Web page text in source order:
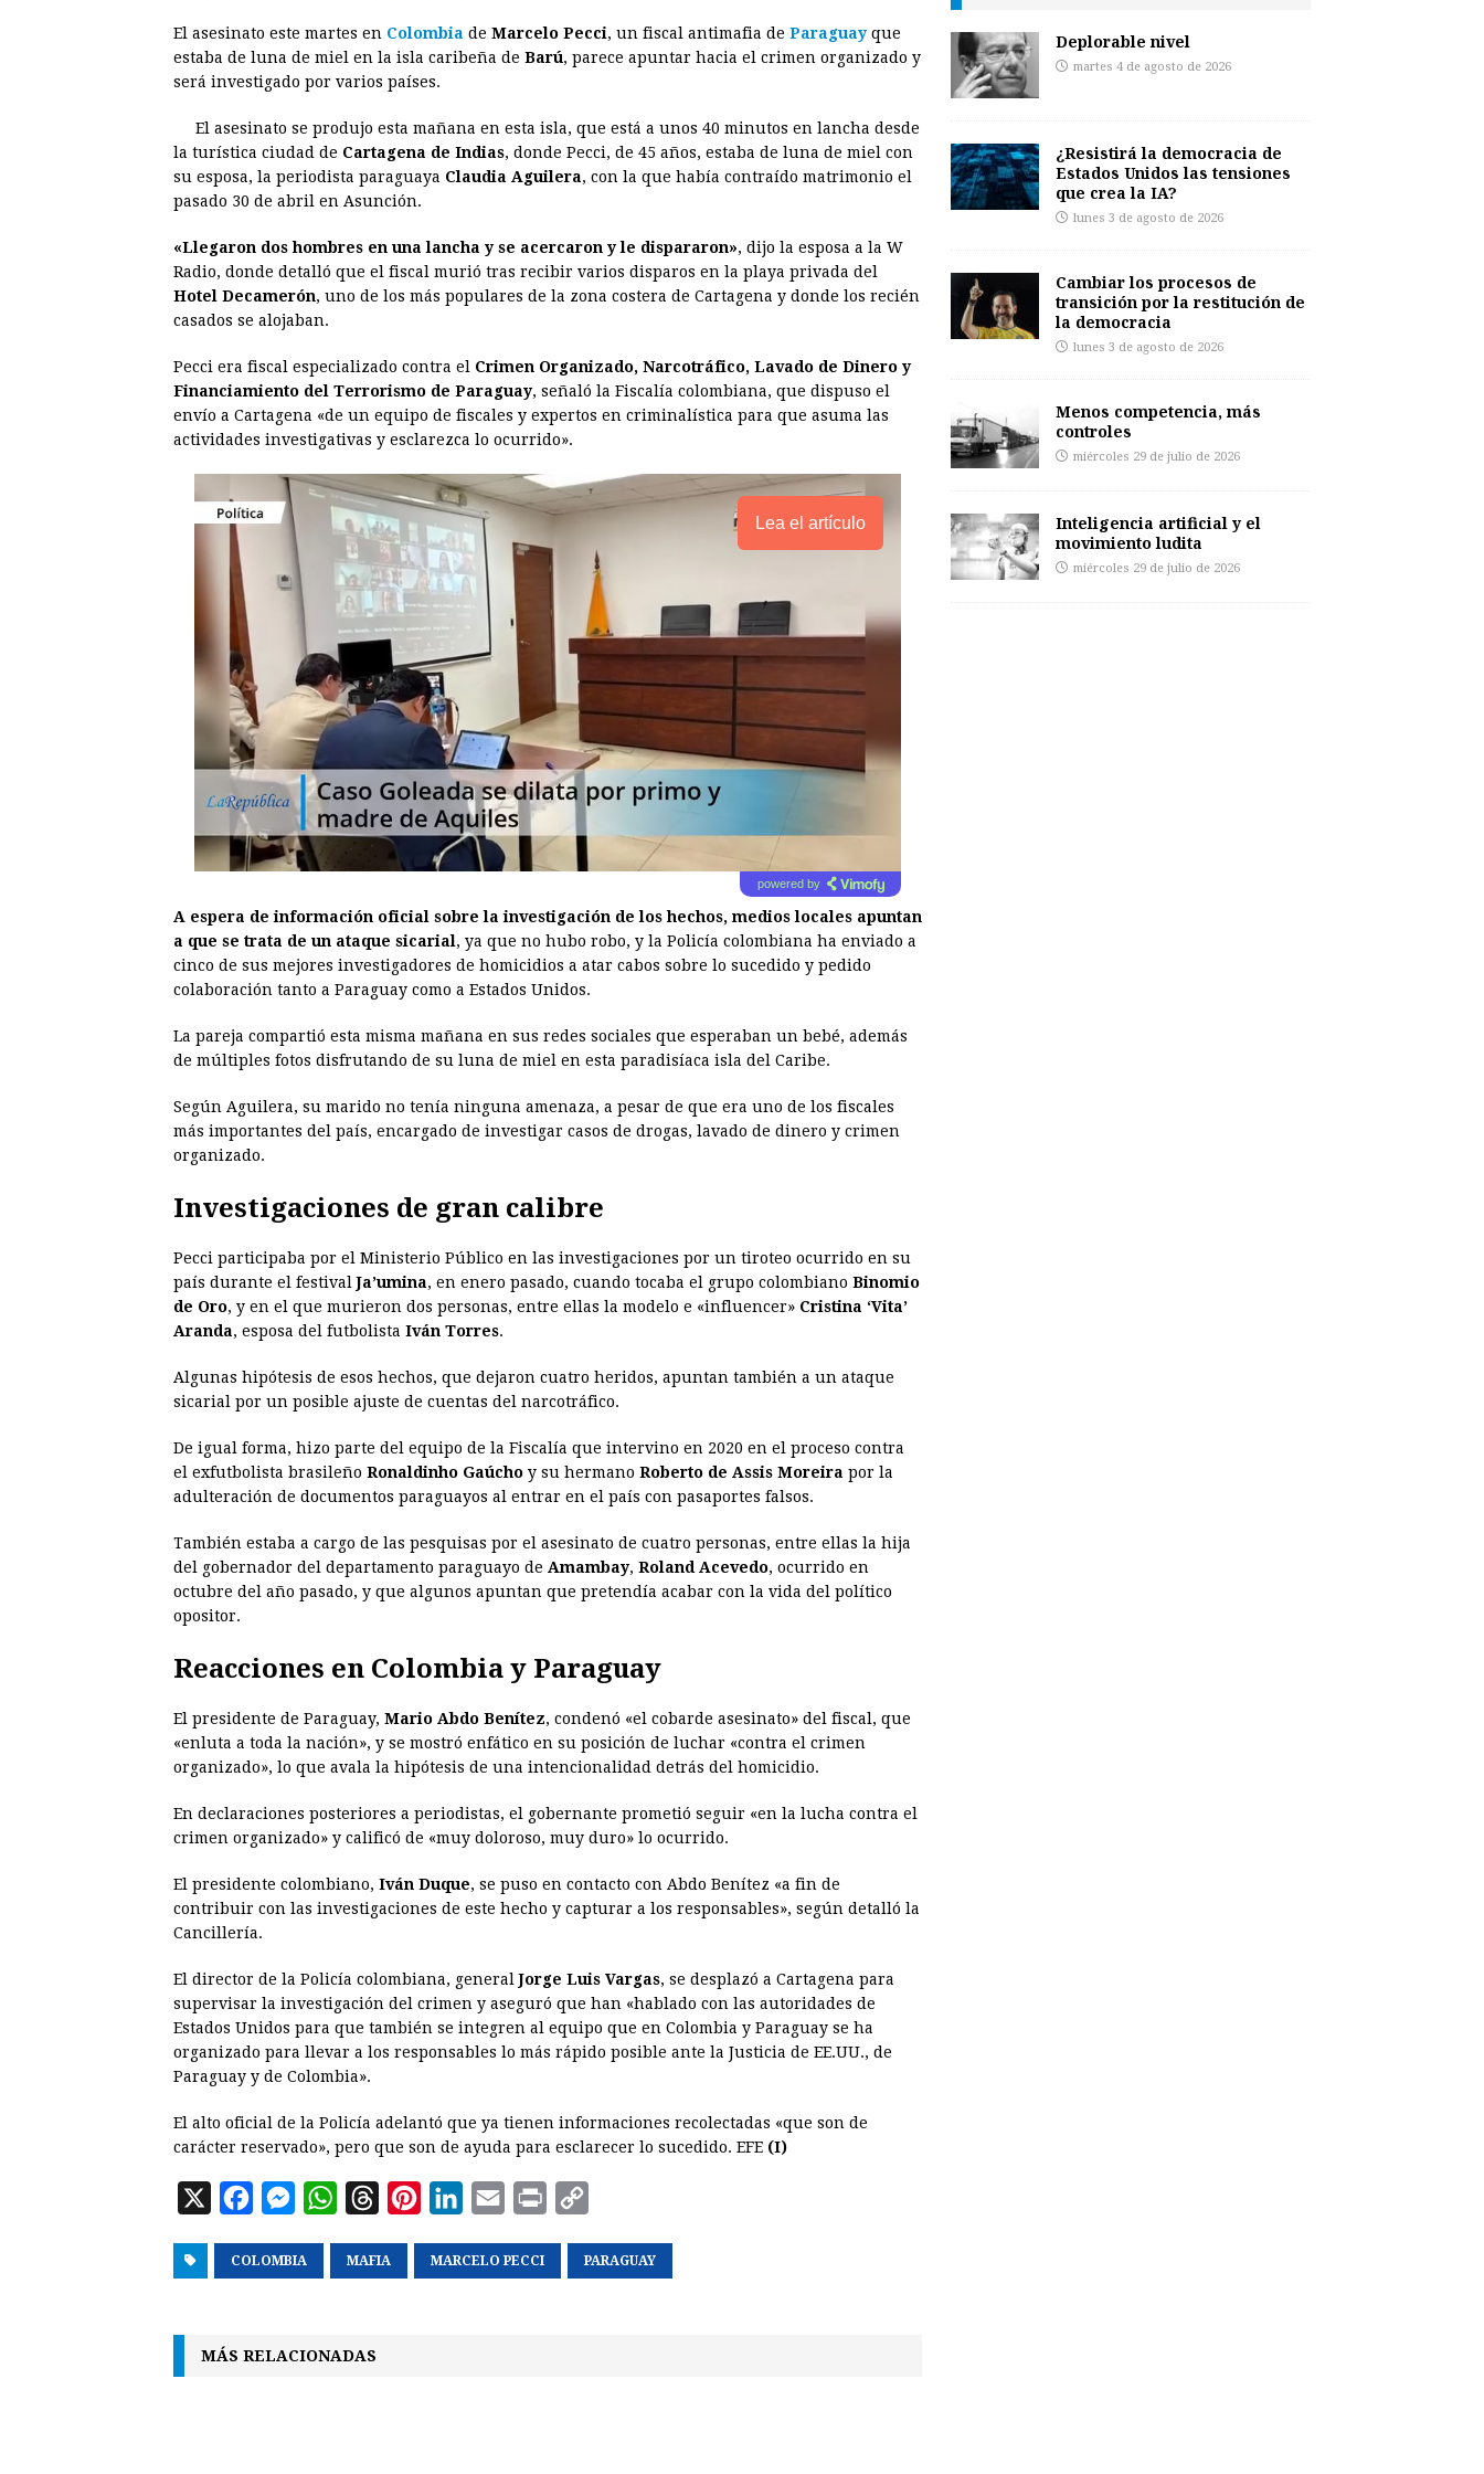
c
e
o
o
k
s
s
n
g
e
r
a
t
A
p
p
r
e
d
s
n
t
r
e
t
n
d
I
a
i
p
i
n
El asesinato este martes en Colombia de Marcelo Pecci, un fiscal antimafia de Paraguayque
estaba de luna de miel en la isla caribeña de Barú, parece apuntar hacia el crimen organizado y
será investigado por varios países.
El asesinato se produjo esta mañana en esta isla, que está a unos 40 minutos en lancha desde
la turística ciudad de Cartagena de Indias, donde Pecci, de 45 años, estaba de luna de miel con
su esposa, la periodista paraguaya Claudia Aguilera, con la que había contraído matrimonio el
pasado 30 de abril en Asunción.
«Llegaron dos hombres en una lancha y se acercaron y le dispararon», dijo la esposa a la W
Radio, donde detalló que el fiscal murió tras recibir varios disparos en la playa privada del
Hotel Decamerón, uno de los más populares de la zona costera de Cartagena y donde los recién
casados se alojaban.
Pecci era fiscal especializado contra el Crimen Organizado, Narcotráfico, Lavado de Dinero y
Financiamiento del Terrorismo de Paraguay, señaló la Fiscalía colombiana, que dispuso el
envío a Cartagena «de un equipo de fiscales y expertos en criminalística para que asuma las
actividades investigativas y esclarezca lo ocurrido».
Lea el artículo
powered by
A espera de información oficial sobre la investigación de los hechos, medios locales apuntan
a que se trata de un ataque sicarial, ya que no hubo robo, y la Policía colombiana ha enviado a
cinco de sus mejores investigadores de homicidios a atar cabos sobre lo sucedido y pedido
colaboración tanto a Paraguay como a Estados Unidos.
La pareja compartió esta misma mañana en sus redes sociales que esperaban un bebé, además
de múltiples fotos disfrutando de su luna de miel en esta paradisíaca isla del Caribe.
Según Aguilera, su marido no tenía ninguna amenaza, a pesar de que era uno de los fiscales
más importantes del país, encargado de investigar casos de drogas, lavado de dinero y crimen
organizado.
Investigaciones de gran calibre
Pecci participaba por el Ministerio Público en las investigaciones por un tiroteo ocurrido en su
país durante el festivalJa’umina, en enero pasado, cuando tocaba el grupo colombiano Binomio
de Oro, y en el que murieron dos personas, entre ellas la modelo e «influencer» Cristina ‘Vita’
Aranda, esposa del futbolista Iván Torres.
Algunas hipótesis de esos hechos, que dejaron cuatro heridos, apuntan también a un ataque
sicarial por un posible ajuste de cuentas del narcotráfico.
De igual forma, hizo parte del equipo de la Fiscalía que intervino en 2020 en el proceso contra
el exfutbolista brasileño Ronaldinho Gaúcho y su hermano Roberto de Assis Moreira por la
adulteración de documentos paraguayos al entrar en el país con pasaportes falsos.
También estaba a cargo de las pesquisas por el asesinato de cuatro personas, entre ellas la hija
del gobernador del departamento paraguayo de Amambay, Roland Acevedo, ocurrido en
octubre del año pasado, y que algunos apuntan que pretendía acabar con la vida del político
opositor.
Reacciones en Colombia y Paraguay
El presidente de Paraguay, Mario Abdo Benítez, condenó «el cobarde asesinato» del fiscal, que
«enluta a toda la nación», y se mostró enfático en su posición de luchar «contra el crimen
organizado», lo que avala la hipótesis de una intencionalidad detrás del homicidio.
En declaraciones posteriores a periodistas, el gobernante prometió seguir «en la lucha contra el
crimen organizado» y calificó de «muy doloroso, muy duro» lo ocurrido.
El presidente colombiano, Iván Duque, se puso en contacto con Abdo Benítez «a fin de
contribuir con las investigaciones de este hecho y capturar a los responsables», según detalló la
Cancillería.
El director de la Policía colombiana, generalJorge Luis Vargas, se desplazó a Cartagena para
supervisar la investigación del crimen y aseguró que han «hablado con las autoridades de
Estados Unidos para que también se integren al equipo que en Colombia y Paraguay se ha
organizado para llevar a los responsables lo más rápido posible ante la Justicia de EE.UU., de
Paraguay y de Colombia».
El alto oficial de la Policía adelantó que ya tienen informaciones recolectadas «que son de
carácter reservado», pero que son de ayuda para esclarecer lo sucedido. EFE (I)
X
c
o
M
s
n
W
a
A
r
n
n
a
p
COLOMBIA MAFIA MARCELO PECCI PARAGUAY
MÁS RELACIONADAS
Deplorable nivel
martes 4 de agosto de 2026
¿Resistirá la democracia de
Estados Unidos las tensiones
que crea la IA?
lunes 3 de agosto de 2026
Cambiar los procesos de
transición por la restitución de
la democracia
lunes 3 de agosto de 2026
Menos competencia, más
controles
miércoles 29 de julio de 2026
Inteligencia artificial y el
movimiento ludita
miércoles 29 de julio de 2026